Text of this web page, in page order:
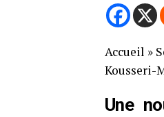
Accueil »
Kousseri-
Une